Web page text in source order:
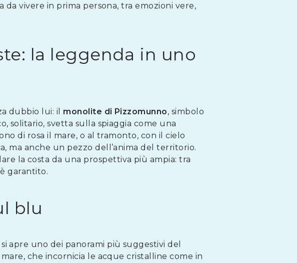
vivere in prima persona, tra emozioni vere,
la leggenda in uno
dubbio lui: il monolite di Pizzomunno, simbolo
solitario, svetta sulla spiaggia come una
di rosa il mare, o al tramonto, con il cielo
ma anche un pezzo dell’anima del territorio.
la costa da una prospettiva più ampia: tra
garantito.
blu
apre uno dei panorami più suggestivi del
che incornicia le acque cristalline come in